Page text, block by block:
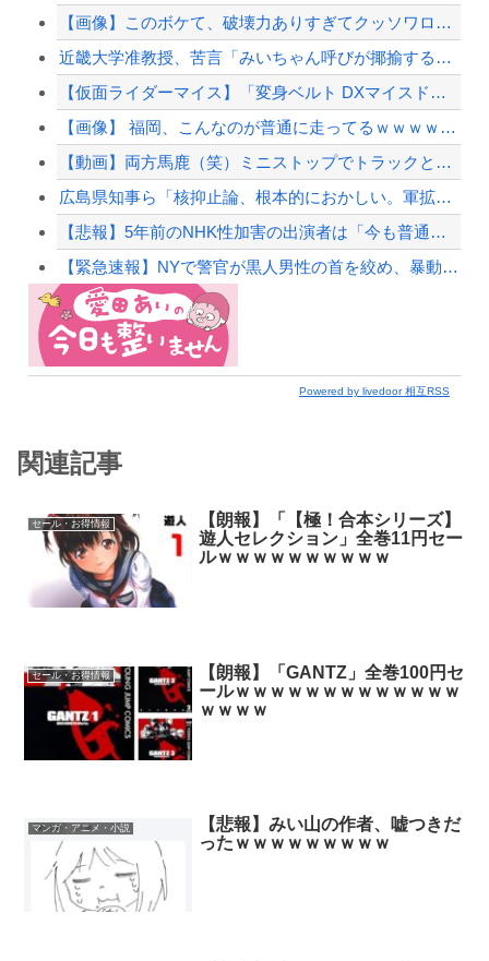
【画像】このボケて、破壊力ありすぎてクッソワロタｗｗｗｗｗｗｗｗｗ
近畿大学准教授、苦言「みいちゃん呼びが揶揄する言葉として使われ、当事者から具体的な苦...
【仮面ライダーマイス】「変身ベルト DXマイスドライバー」ほか【本日予約開始！】
【画像】 福岡、こんなのが普通に走ってるｗｗｗｗｗｗｗｗｗｗｗｗｗｗｗｗｗｗｗｗｗｗ...
【動画】両方馬鹿（笑）ミニストップでトラックと衝突したドラレコが（ノ∇`）
広島県知事ら「核抑止論、根本的におかしい。軍拡競争を助長し世界を不安定化させるだけ」
【悲報】5年前のNHK性加害の出演者は「今も普通の顔して芸能活動してる」ネット「受信...
【緊急速報】NYで警官が黒人男性の首を絞め、暴動第二波不可避へ
Powered by livedoor 相互RSS
関連記事
セール・お得情報
【朗報】「【極！合本シリーズ】
遊人セレクション」全巻11円セー
ルｗｗｗｗｗｗｗｗｗｗ
セール・お得情報
【朗報】「GANTZ」全巻100円セ
ールｗｗｗｗｗｗｗｗｗｗｗｗｗ
ｗｗｗｗ
マンガ・アニメ・小説
【悲報】みい山の作者、嘘つきだ
ったｗｗｗｗｗｗｗｗｗ